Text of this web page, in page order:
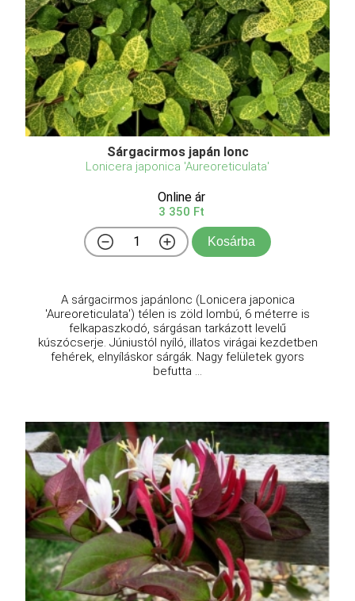
Sárgacirmos japán lonc
Lonicera japonica 'Aureoreticulata'
Online ár
3 350 Ft
Kosárba
A sárgacirmos japánlonc (Lonicera japonica
'Aureoreticulata') télen is zöld lombú, 6 méterre is
felkapaszkodó, sárgásan tarkázott levelű
kúszócserje. Júniustól nyíló, illatos virágai kezdetben
fehérek, elnyíláskor sárgák. Nagy felületek gyors
befutta ...